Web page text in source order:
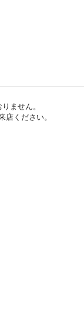
ません。
店ください。